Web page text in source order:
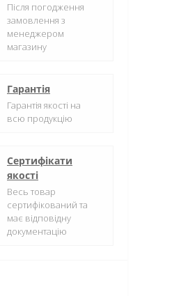
Після погодження
замовлення з
менеджером
магазину
Гарантія
Гарантія якості на
всю продукцію
Сертифікати
якості
Весь товар
сертифікований та
має відповідну
документацію